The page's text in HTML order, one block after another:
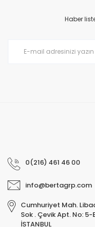
Ürün resmi kalitesiz,
Ürün açıklamasında
Haber
0(216) 461 46 00
info@bertagrp.com
Cumhuriyet Mah.
Sok . Çevik Apt. No:
İSTANBUL